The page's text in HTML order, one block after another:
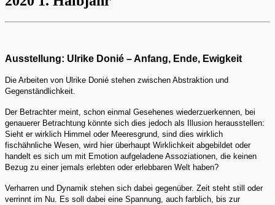
Ausstellung: Ulrike Donié – Anfang, Ende, Ewigkeit
Die Arbeiten von Ulrike Donié stehen zwischen Abstraktion und
Gegenständlichkeit.
Der Betrachter meint, schon einmal Gesehenes wiederzuerkennen, bei
genauerer Betrachtung könnte sich dies jedoch als Illusion herausstellen:
Sieht er wirklich Himmel oder Meeresgrund, sind dies wirklich
fischähnliche Wesen, wird hier überhaupt Wirklichkeit abgebildet oder
handelt es sich um mit Emotion aufgeladene Assoziationen, die keinen
Bezug zu einer jemals erlebten oder erlebbaren Welt haben?
Verharren und Dynamik stehen sich dabei gegenüber. Zeit steht still oder
verrinnt im Nu. Es soll dabei eine Spannung, auch farblich, bis zur